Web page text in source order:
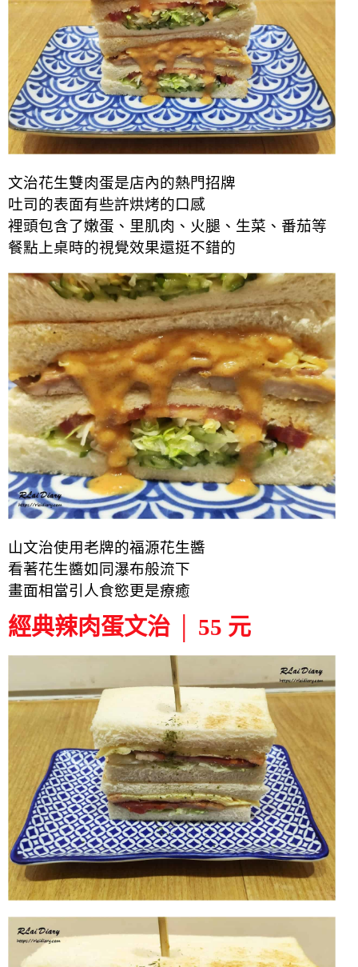
文治花生雙肉蛋是店內的熱門招牌
吐司的表面有些許烘烤的口感
裡頭包含了嫩蛋、里肌肉、火腿、生菜、番茄等
餐點上桌時的視覺效果還挺不錯的
山文治使用老牌的福源花生醬
看著花生醬如同瀑布般流下
畫面相當引人食慾更是療癒
經典辣肉蛋文治 │ 55 元